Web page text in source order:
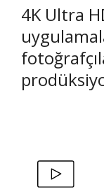
4K Ultra